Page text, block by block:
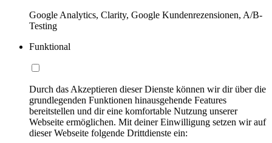
Google Analytics, Clarity, Google Kundenrezensionen, A/B-
Testing
Funktional
Durch das Akzeptieren dieser Dienste können wir dir über die
grundlegenden Funktionen hinausgehende Features
bereitstellen und dir eine komfortable Nutzung unserer
Webseite ermöglichen. Mit deiner Einwilligung setzen wir auf
dieser Webseite folgende Drittdienste ein: